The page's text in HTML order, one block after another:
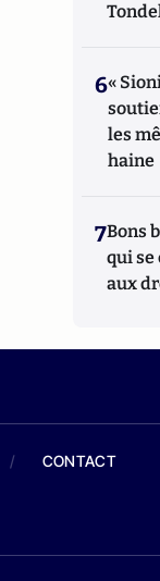
6«
les
haine
7Bons
qui se
aux
/ CONTACT